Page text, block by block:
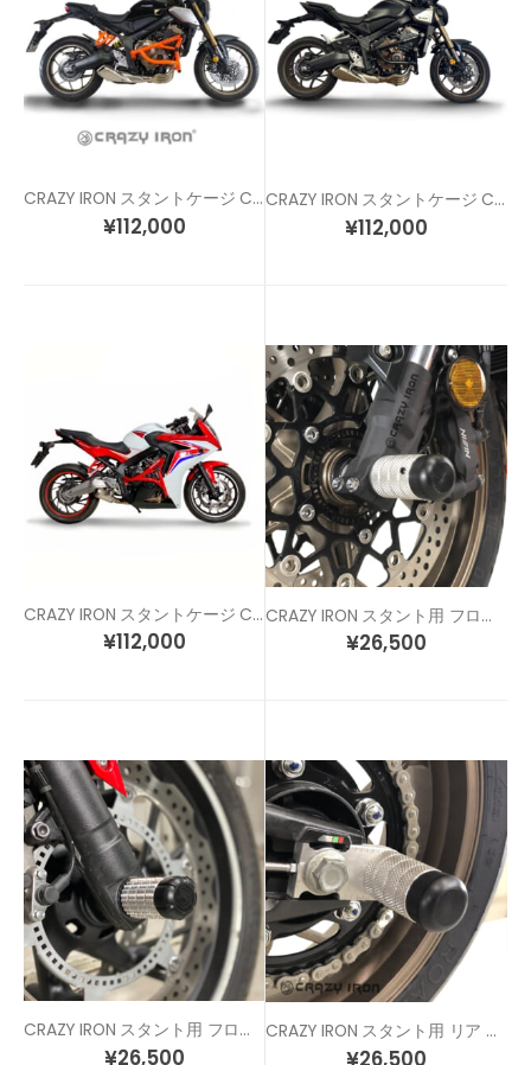
CRAZY IRON スタントケージ CB650R (19-) ネオスポーツカフェ
¥112,000
CRAZY IRON スタントケージ CB650R E-クラッチ
¥112,000
CRAZY IRON スタントケージ CBR650F / CB650F (14-18)
¥112,000
CRAZY IRON スタント用 フロントアクスルスライダー CB650R / CBR650R (19-)
¥26,500
CRAZY IRON スタント用 フロントアクスルスライダー CBR650F / CB650F (14-18)
¥26,500
CRAZY IRON スタント用 リア アクスルスライダー CB650R / CBR650R (19-)
¥26,500